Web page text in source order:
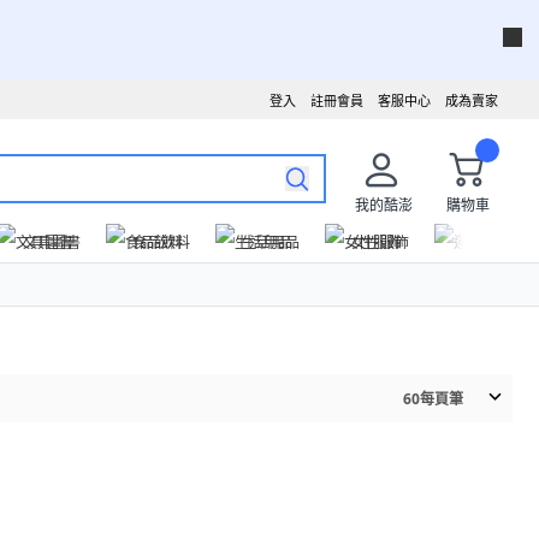
成為賣家
客服中心
註冊會員
登入
我的酷澎
購物車
文具圖書
食品飲料 生活用品 女性服飾
60每頁筆